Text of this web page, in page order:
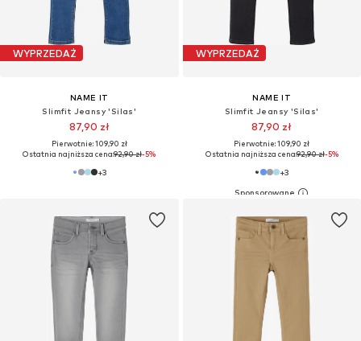
WYPRZEDAŻ
NAME IT
Slimfit Jeansy 'Silas'
87,90 zł
Pierwotnie: 109,90 zł
Ostatnia najniższa cena:92,90 zł-5%
+3
WYPRZEDAŻ
NAME IT
Slimfit Jeansy 'Silas'
87,90 zł
Pierwotnie: 109,90 zł
Ostatnia najniższa cena:92,90 zł-5%
+3